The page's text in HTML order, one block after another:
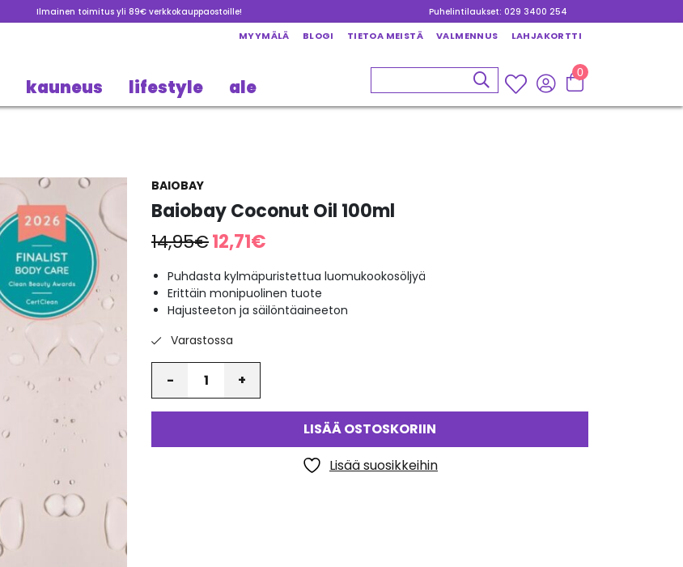
Ilmainen toimitus yli 89€ verkkokauppaostoille! Puhelintilaukset: 029 3400 254
MYYMÄLÄ BLOGI TIETOA MEISTÄ VALMENNUS LAHJAKORTTI
kauneus lifestyle ale
0
BAIOBAY
Baiobay Coconut Oil 100ml
14,95€ Alkuperäinen
hinta
oli:
14,95€.
12,71€
on:
12,71€.
Puhdasta kylmäpuristettua luomukookosöljyä
Erittäin monipuolinen tuote
Hajusteeton ja säilöntäaineeton
Varastossa
LISÄÄ OSTOSKORIIN
Lisää suosikkeihin